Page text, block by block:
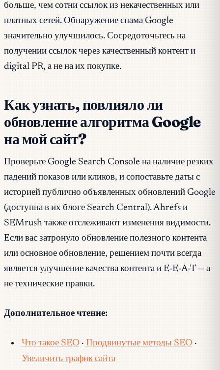
больше, чем сотни ссылок из некачественных или
платных сетей. Обнаружение спама Google
значительно улучшилось. Сосредоточьтесь на
получении ссылок через качественный контент и
digital PR, а не на их покупке.
Как узнать, повлияло ли
обновление алгоритма Google
на мой сайт?
Проверьте Google Search Console на наличие резких
падений показов или кликов, и сопоставьте даты с
историей публично объявленных обновлений Google
(доступна в их блоге Search Central). Ahrefs и
SEMrush также отслеживают изменения видимости.
Если вас затронуло обновление полезного контента
или основное обновление, решением почти всегда
является улучшение качества контента и E-E-A-T — а
не технические правки.
Дополнительное чтение:
Что такое SEO · Продвинутые методы SEO ·
Увеличить трафик сайта